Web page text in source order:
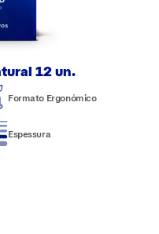
12 un.
Formato Ergonómico
Espessura